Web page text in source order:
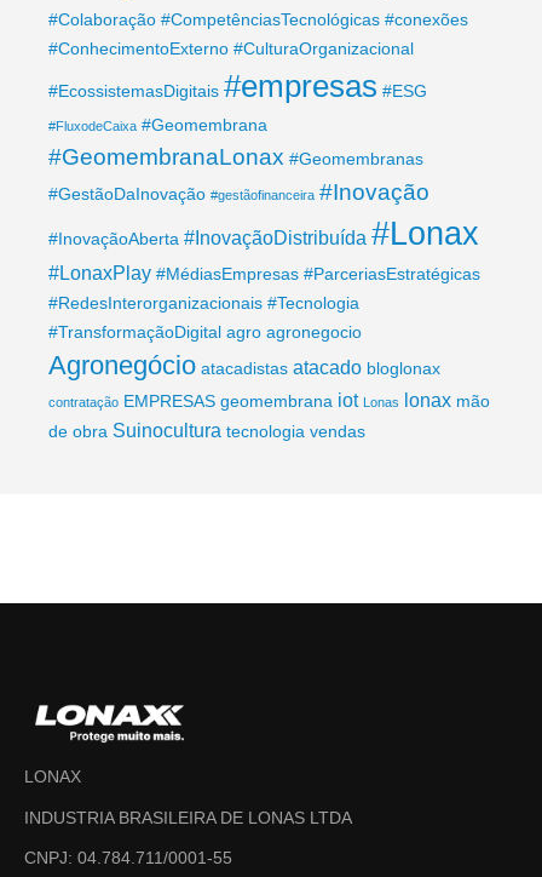
#Colaboração #CompetênciasTecnológicas #conexões
#ConhecimentoExterno #CulturaOrganizacional
#EcossistemasDigitais #empresas #ESG
#FluxodeCaixa #Geomembrana
#GeomembranaLonax #Geomembranas
#GestãoDaInovação #gestãofinanceira #Inovação
#InovaçãoAberta #InovaçãoDistribuída #Lonax
#LonaxPlay #MédiasEmpresas #ParceriasEstratégicas
#RedesInterorganizacionais #Tecnologia
#TransformaçãoDigital agro agronegocio
Agronegócio atacadistas atacado bloglonax
contratação EMPRESAS geomembrana iot Lonas lonax mão
de obra Suinocultura tecnologia vendas
LONAX
INDUSTRIA BRASILEIRA DE LONAS LTDA
CNPJ: 04.784.711/0001-55